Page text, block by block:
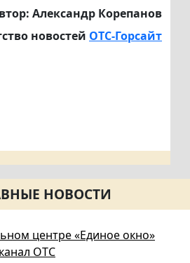
Александр Корепанов
новостей ОТС-Горсайт
НОВОСТИ
центре «Единое окно»
ОТС